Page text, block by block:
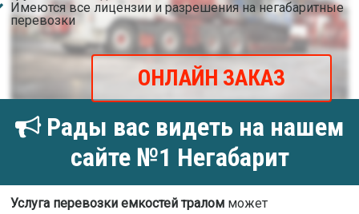
Имеются все лицензии и разрешения на негабаритные
перевозки
ОНЛАЙН ЗАКАЗ
Рады вас видеть на нашем
сайте №1 Негабарит
Услуга перевозки емкостей траломможет